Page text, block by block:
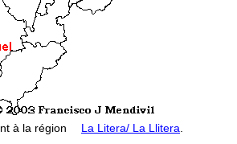
à la région La Litera/ La Llitera